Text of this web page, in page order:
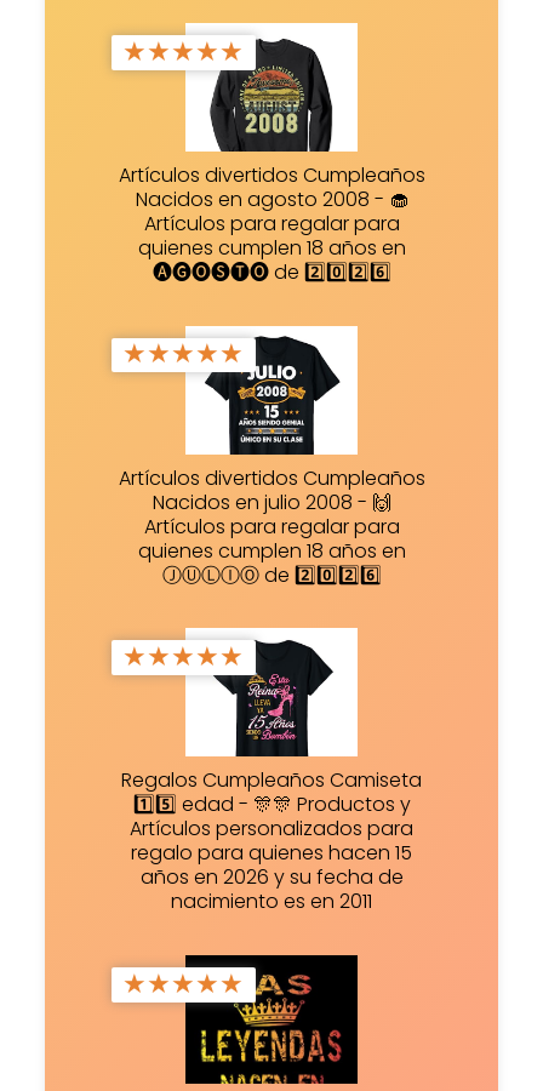
★★★★★
Artículos divertidos Cumpleaños
Nacidos en agosto 2008 - 🧁
Artículos para regalar para
quienes cumplen 18 años en
🅐🅖🅞🅢🅣🅞 de 2️⃣0️⃣2️⃣6️⃣
★★★★★
Artículos divertidos Cumpleaños
Nacidos en julio 2008 - 🙌
Artículos para regalar para
quienes cumplen 18 años en
ⒿⓊⓁⒾⓄ de 2️⃣0️⃣2️⃣6️⃣
★★★★★
Regalos Cumpleaños Camiseta
1️⃣5️⃣ edad - 🎊🎊 Productos y
Artículos personalizados para
regalo para quienes hacen 15
años en 2026 y su fecha de
nacimiento es en 2011
★★★★★